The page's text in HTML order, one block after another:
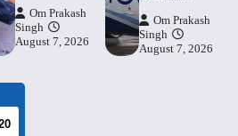
Om Prakash
Singh
August 7, 2026
Om Prakash
Singh
August 7, 2026